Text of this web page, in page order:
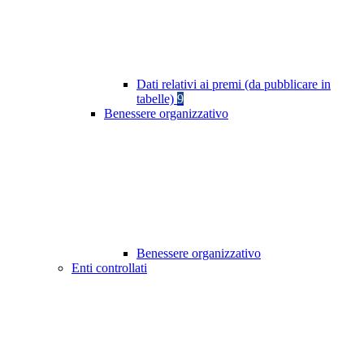
Dati relativi ai premi (da pubblicare in
tabelle) 9
Benessere organizzativo
Benessere organizzativo
Enti controllati